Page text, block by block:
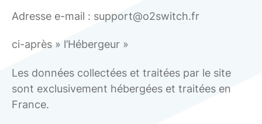
Adresse e-mail : support@o2switch.fr
ci-après » l’Hébergeur »
Les données collectées et traitées par le site
sont exclusivement hébergées et traitées en
France.